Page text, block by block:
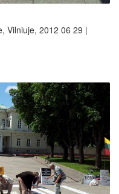
Vilniuje, 2012 06 29 |